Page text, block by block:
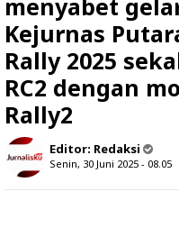
menyabet
Kejurnas
Rally 2025
RC2 dengan
Rally2
Editor: Redaksi
Senin, 30 Juni 2025 - 08.05